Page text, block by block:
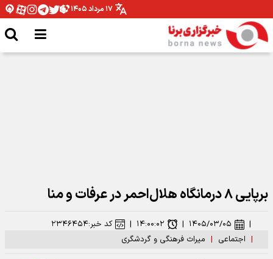
۱۷ مرداد ۱۴۰۵
برپایی ۸ درمانگاه هلال‌احمر در عرفات و منا
| اجتماعی | میراث فرهنگی و گردشگری
| ۱۴۰۵/۰۳/۰۵ | ۱۴:۰۰:۰۲ | کد خبر:۲۳۴۶۴۵۴